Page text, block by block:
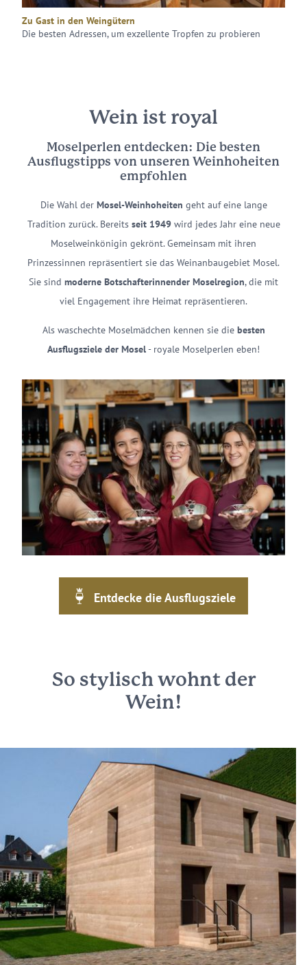
Zu Gast in den Weingütern
Die besten Adressen, um exzellente Tropfen zu probieren
Wein ist royal
Moselperlen entdecken: Die besten
Ausflugstipps von unseren Weinhoheiten
empfohlen
Die Wahl der Mosel-Weinhoheiten geht auf eine lange
Tradition zurück. Bereits seit 1949wird jedes Jahr eine neue
Moselweinkönigin gekrönt. Gemeinsam mit ihren
Prinzessinnen repräsentiert sie das Weinanbaugebiet Mosel.
Sie sind moderne Botschafterinnender Moselregion, die mit
viel Engagement ihre Heimat repräsentieren.
Als waschechte Moselmädchen kennen sie die besten
Ausflugsziele der Mosel- royale Moselperlen eben!
Entdecke die Ausflugsziele
So stylisch wohnt der
Wein!